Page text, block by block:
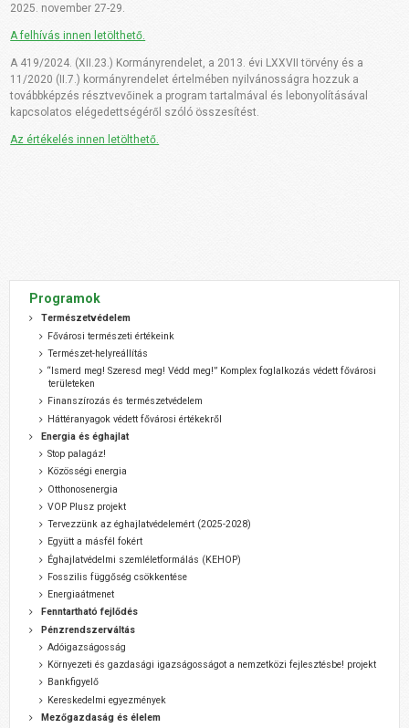
2025. november 27-29.
A felhívás innen letölthető.
A 419/2024. (XII.23.) Kormányrendelet, a 2013. évi LXXVII törvény és a
11/2020 (II.7.) kormányrendelet értelmében nyilvánosságra hozzuk a
továbbképzés résztvevőinek a program tartalmával és lebonyolításával
kapcsolatos elégedettségéről szóló összesítést.
Az értékelés innen letölthető.
Programok
Természetvédelem
Fővárosi természeti értékeink
Természet-helyreállítás
“Ismerd meg! Szeresd meg! Védd meg!” Komplex foglalkozás védett fővárosi
területeken
Finanszírozás és természetvédelem
Háttéranyagok védett fővárosi értékekről
Energia és éghajlat
Stop palagáz!
Közösségi energia
Otthonosenergia
VOP Plusz projekt
Tervezzünk az éghajlatvédelemért (2025-2028)
Együtt a másfél fokért
Éghajlatvédelmi szemléletformálás (KEHOP)
Fosszilis függőség csökkentése
Energiaátmenet
Fenntartható fejlődés
Pénzrendszerváltás
Adóigazságosság
Környezeti és gazdasági igazságosságot a nemzetközi fejlesztésbe! projekt
Bankfigyelő
Kereskedelmi egyezmények
Mezőgazdaság és élelem